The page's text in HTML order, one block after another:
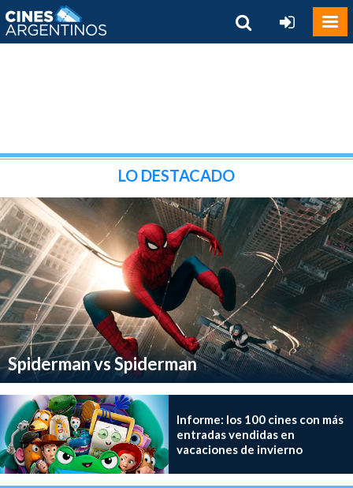
LO DESTACADO
Spiderman vs Spiderman
Informe: los 100 cines con más
entradas vendidas en
vacaciones de invierno